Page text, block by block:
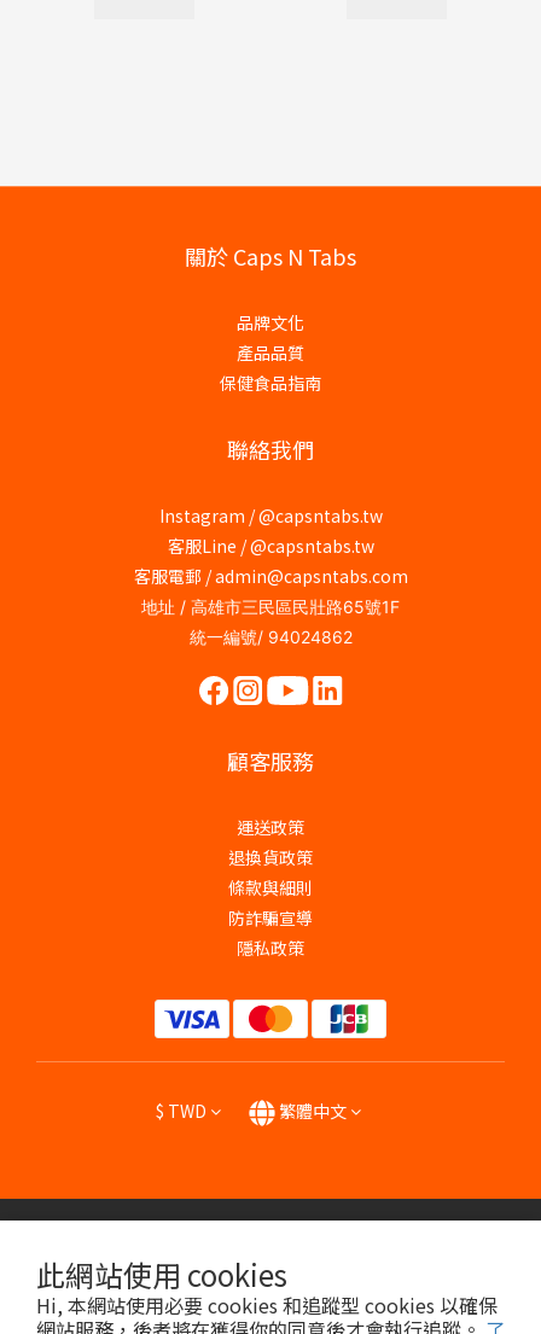
此網站使用 cookies
Hi, 本網站使用必要 cookies 和追蹤型 cookies 以確保
關於 Caps N Tabs
品牌文化
產品品質
保健食品指南
聯絡我們
Instagram /@capsntabs.tw
客服Line / @capsntabs.tw
客服電郵 / admin@capsntabs.com
地址 / 高雄市三民區民壯路65號1F
統一編號/ 94024862
顧客服務
運送政策
退換貨政策
條款與細則
防詐騙宣導
隱私政策
$ TWD 繁體中文
Copyright © 2024 HENG YU BIOPHARMA CO., LTD.